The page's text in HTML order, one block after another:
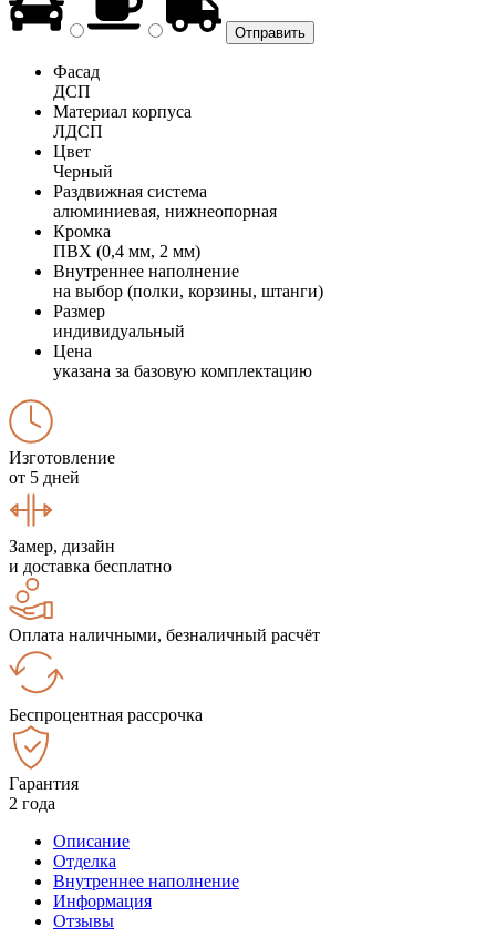
Фасад
ДСП
Материал корпуса
ЛДСП
Цвет
Черный
Раздвижная система
алюминиевая, нижнеопорная
Кромка
ПВХ (0,4 мм, 2 мм)
Внутреннее наполнение
на выбор (полки, корзины, штанги)
Размер
индивидуальный
Цена
указана за базовую комплектацию
Изготовление
от 5 дней
Замер, дизайн
и доставка бесплатно
Оплата наличными, безналичный расчёт
Беспроцентная рассрочка
Гарантия
2 года
Описание
Отделка
Внутреннее наполнение
Информация
Отзывы